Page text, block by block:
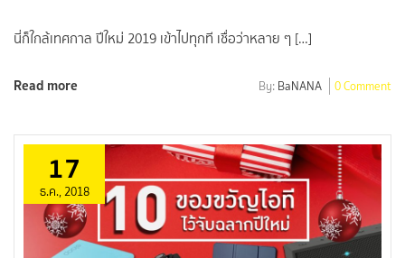
นี่ก็ใกล้เทศกาล ปีใหม่ 2019 เข้าไปทุกที เชื่อว่าหลาย ๆ […]
Read more By: BaNANA 0 Comment
17
ธ.ค., 2018